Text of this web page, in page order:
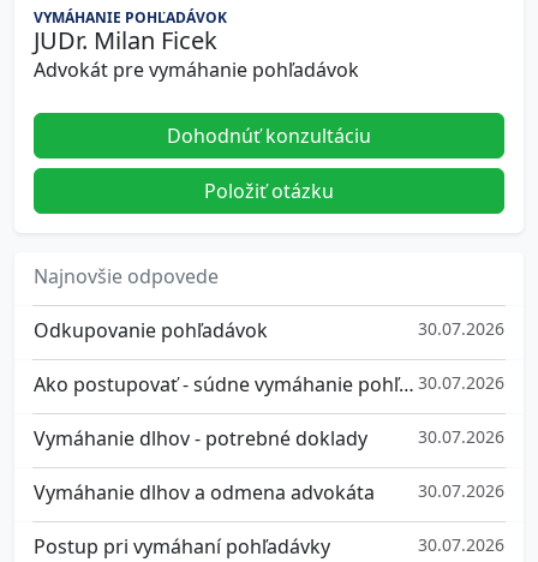
VYMÁHANIE POHĽADÁVOK
JUDr. Milan Ficek
Advokát pre vymáhanie pohľadávok
Dohodnúť konzultáciu
Položiť otázku
Najnovšie odpovede
Odkupovanie pohľadávok 30.07.2026
Ako postupovať - súdne vymáhanie pohľadávok 30.07.2026
Vymáhanie dlhov - potrebné doklady 30.07.2026
Vymáhanie dlhov a odmena advokáta 30.07.2026
Postup pri vymáhaní pohľadávky 30.07.2026